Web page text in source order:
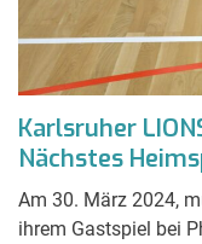
Karlsruher
Nächstes
Am 30. März 2024,
ihrem Gastspiel bei